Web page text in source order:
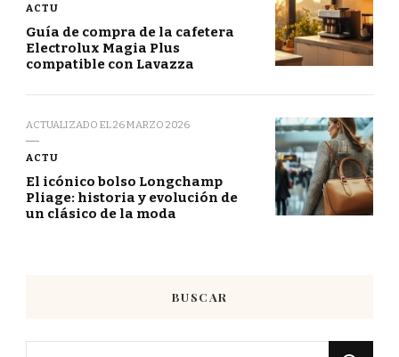
ACTU
Guía de compra de la cafetera
Electrolux Magia Plus
compatible con Lavazza
ACTUALIZADO EL26 MARZO 2026
ACTU
El icónico bolso Longchamp
Pliage: historia y evolución de
un clásico de la moda
BUSCAR